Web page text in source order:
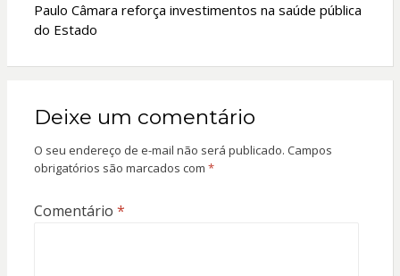
Paulo Câmara reforça investimentos na saúde pública
do Estado
Deixe um comentário
O seu endereço de e-mail não será publicado. Campos
obrigatórios são marcados com *
Comentário *